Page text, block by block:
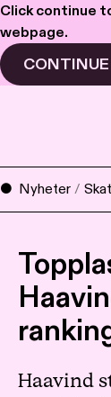
Click continue
webpage.
CONTINUE
Haavind
Nyheter /
Haavind